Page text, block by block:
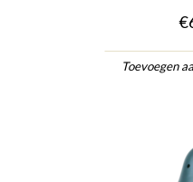
Toevoegen